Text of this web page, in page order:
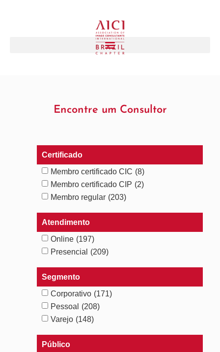
Encontre um Consultor
Certificado
Membro certificado CIC (8)
Membro certificado CIP (2)
Membro regular (203)
Atendimento
Online (197)
Presencial
(209)
Segmento
Corporativo (171)
Pessoal
(208)
Varejo (148)
Público